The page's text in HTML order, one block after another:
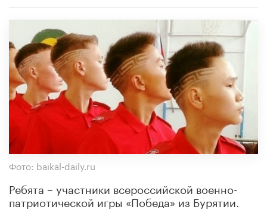
Фото: baikal-daily.ru
Ребята – участники всероссийской военно-
патриотической игры «Победа» из Бурятии.